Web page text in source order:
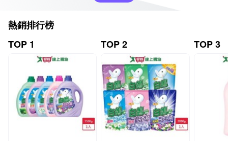
熱銷排行榜
TOP 1
TOP 2 TOP 3